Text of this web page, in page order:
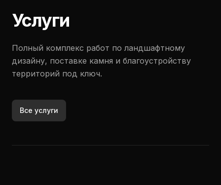
Услуги
Полный комплекс работ по ландшафтному
дизайну, поставке камня и благоустройству
территорий под ключ.
Все услуги